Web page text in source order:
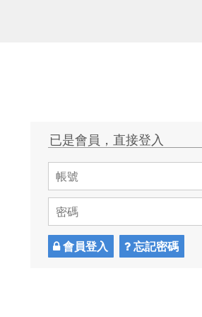
已是會員，直接登入
會員登入 忘記密碼